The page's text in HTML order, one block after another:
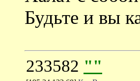
Будьте и вы
233582 ""